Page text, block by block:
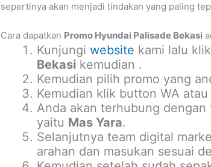
sepertinya akan menjadi tindakan yang paling
Cara dapatkan Promo Hyundai Palisade Bekasi
Kunjungiwebsite kami lalu klik
Bekasi kemudian .
Kemudian pilih promo yang
Kemudian klik button WA atau
Anda akan terhubung
yaitu Mas Yara.
Selanjutnya team digital
arahan dan masukan sesuai